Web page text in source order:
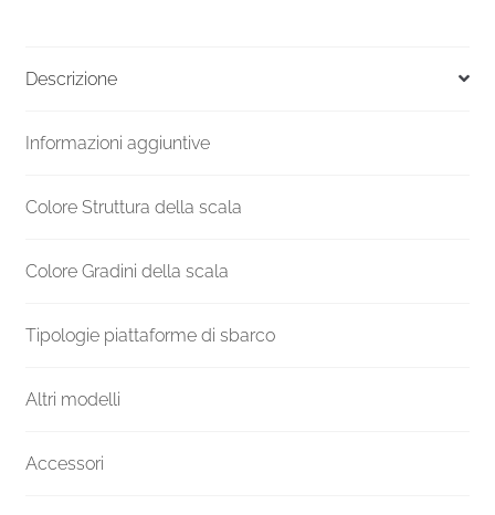
bianca
Descrizione
Informazioni aggiuntive
Colore Struttura della scala
Colore Gradini della scala
Tipologie piattaforme di sbarco
Altri modelli
Accessori